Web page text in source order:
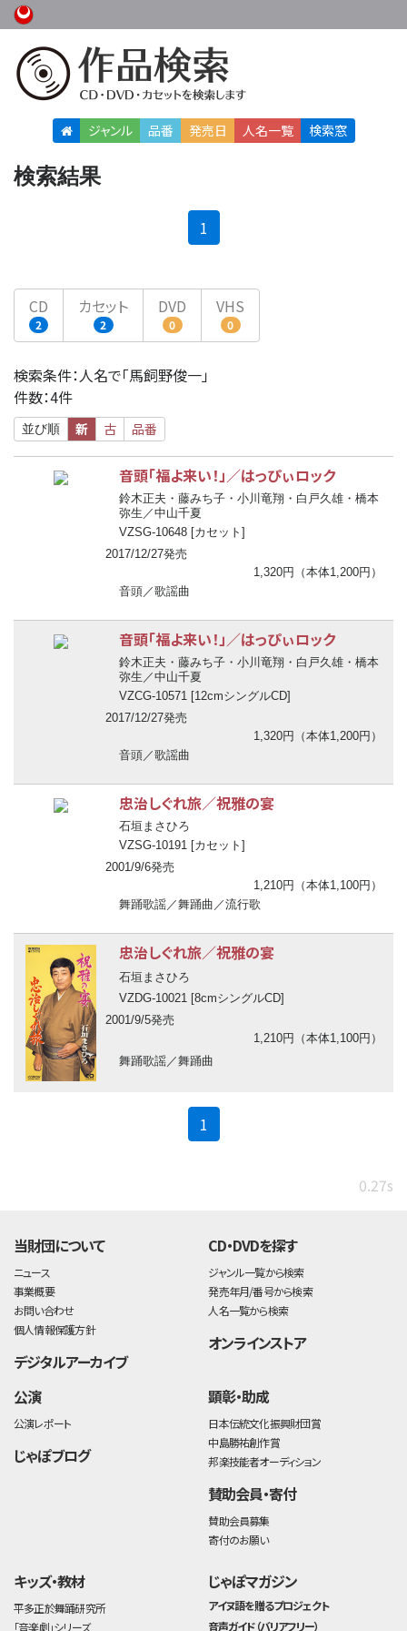
ジャンル 品番 発売日 人名一覧 検索窓
検索結果
1
CD
2
カセット
2
DVD
0
VHS
0
検索条件：人名で「馬飼野俊一」
件数：4件
並び順 新 古 品番
音頭「福よ来い！」／はっぴぃロック
鈴木正夫・藤みち子・小川竜翔・白戸久雄・橋本
弥生／中山千夏
VZSG-10648 [カセット]
2017/12/27発売
1,320円（本体1,200円）
音頭／歌謡曲
音頭「福よ来い！」／はっぴぃロック
鈴木正夫・藤みち子・小川竜翔・白戸久雄・橋本
弥生／中山千夏
VZCG-10571 [12cmシングルCD]
2017/12/27発売
1,320円（本体1,200円）
音頭／歌謡曲
忠治しぐれ旅／祝雅の宴
石垣まさひろ
VZSG-10191 [カセット]
2001/9/6発売
1,210円（本体1,100円）
舞踊歌謡／舞踊曲／流行歌
忠治しぐれ旅／祝雅の宴
石垣まさひろ
VZDG-10021 [8cmシングルCD]
2001/9/5発売
1,210円（本体1,100円）
舞踊歌謡／舞踊曲
1
0.27s
当財団について
ニュース
事業概要
お問い合わせ
個人情報保護方針
デジタルアーカイブ
CD・DVDを探す
ジャンル一覧から検索
発売年月/番号から検索
人名一覧から検索
オンラインストア
公演
公演レポート
じゃぽブログ
顕彰・助成
日本伝統文化振興財団賞
中島勝祐創作賞
邦楽技能者オーディション
賛助会員・寄付
賛助会員募集
寄付のお願い
キッズ・教材
平多正於舞踊研究所
「音楽劇」シリーズ
じゃぽマガジン
アイヌ語を贈るプロジェクト
音声ガイド（バリアフリー）